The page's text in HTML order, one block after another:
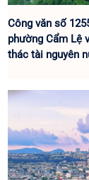
Công văn số
phường Cẩm Lệ
thác tài nguyên